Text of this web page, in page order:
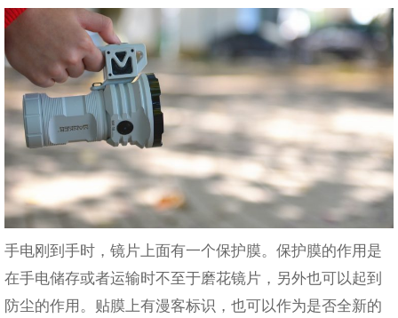
手电刚到手时，镜片上面有一个保护膜。保护膜的作用是
在手电储存或者运输时不至于磨花镜片，另外也可以起到
防尘的作用。贴膜上有漫客标识，也可以作为是否全新的